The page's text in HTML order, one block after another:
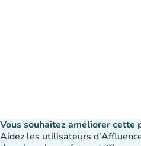
Vous souhaitez améliorer cette
Aidez les utilisateurs